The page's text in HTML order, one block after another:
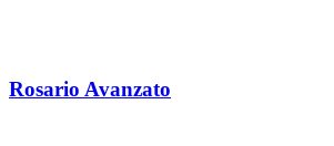
Rosario Avanzato